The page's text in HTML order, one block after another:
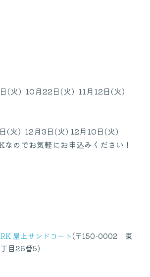
(火)  10月22日(火)  11月12日(火)
(火)  12月3日(火) 12月10日(火)
なのでお気軽にお申込みください！
屋上サンドコート(〒150-0002　東
目26番5)